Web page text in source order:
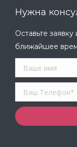
Нужна
Оставьте
ближайшее